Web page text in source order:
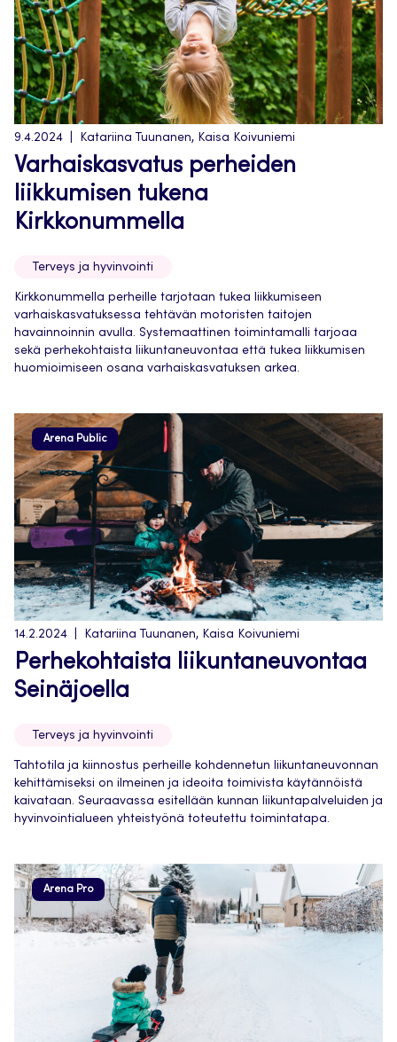
9.4.2024 Katariina Tuunanen, Kaisa Koivuniemi
Varhaiskasvatus perheiden
liikkumisen tukena
Kirkkonummella
Terveys ja hyvinvointi
Kirkkonummella perheille tarjotaan tukea liikkumiseen
varhaiskasvatuksessa tehtävän motoristen taitojen
havainnoinnin avulla. Systemaattinen toimintamalli tarjoaa
sekä perhekohtaista liikuntaneuvontaa että tukea liikkumisen
huomioimiseen osana varhaiskasvatuksen arkea.
Arena Public
14.2.2024 Katariina Tuunanen, Kaisa Koivuniemi
Perhekohtaista liikuntaneuvontaa
Seinäjoella
Terveys ja hyvinvointi
Tahtotila ja kiinnostus perheille kohdennetun liikuntaneuvonnan
kehittämiseksi on ilmeinen ja ideoita toimivista käytännöistä
kaivataan. Seuraavassa esitellään kunnan liikuntapalveluiden ja
hyvinvointialueen yhteistyönä toteutettu toimintatapa.
Arena Pro